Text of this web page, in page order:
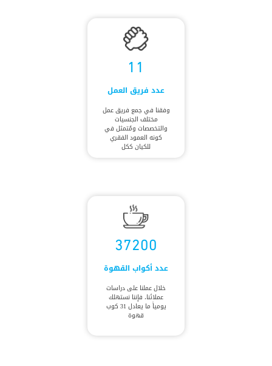
11
عدد فريق العمل
وفقنا في جمع فريق عمل
مختلف الجنسيات
والتخصصات ومُتمثل في
كونه العمود الفقري
للكيان ككل
37200
عدد أكواب القهوة
خلال عملنا على دراسات
عملائنا، فإننا نستهلك
يومياً ما يعادل 31 كوب
قهوة